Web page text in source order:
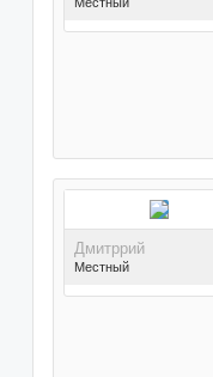
в 21
Дмитррий
Местный